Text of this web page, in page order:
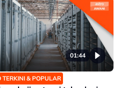
01:44
TERKINI & POPULAR